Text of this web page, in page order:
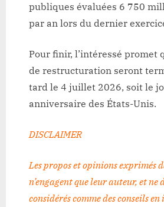
publiques évaluées 6 750
par an lors du dernier
Pour finir, l’intéressé promet
de restructuration seront
tard le 4 juillet 2026, soit le
anniversaire des États-Unis.
DISCLAIMER
Les propos et opinions exprimés
n’engagent que leur auteur, et ne
considérés comme des conseils en